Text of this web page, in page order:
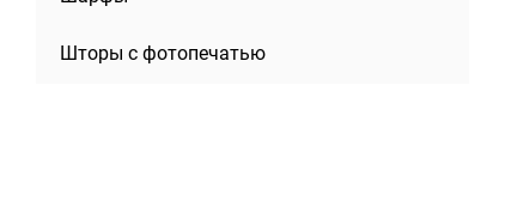
Шторы с фотопечатью